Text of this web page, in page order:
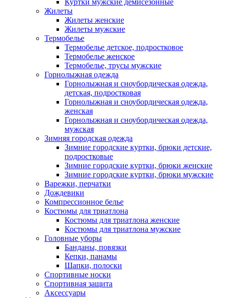
Куртки мужские демисезонные
Жилеты
Жилеты женские
Жилеты мужские
Термобелье
Термобелье детское, подростковое
Термобелье женское
Термобелье, трусы мужские
Горнолыжная одежда
Горнолыжная и сноубордическая одежда,
детская, подростковая
Горнолыжная и сноубордическая одежда,
женская
Горнолыжная и сноубордическая одежда,
мужская
Зимняя городская одежда
Зимние городские куртки, брюки детские,
подростковые
Зимние городские куртки, брюки женские
Зимние городские куртки, брюки мужские
Варежки, перчатки
Дождевики
Компрессионное белье
Костюмы для триатлона
Костюмы для триатлона женские
Костюмы для триатлона мужские
Головные уборы
Банданы, повязки
Кепки, панамы
Шапки, полоски
Спортивные носки
Спортивная защита
Аксессуары